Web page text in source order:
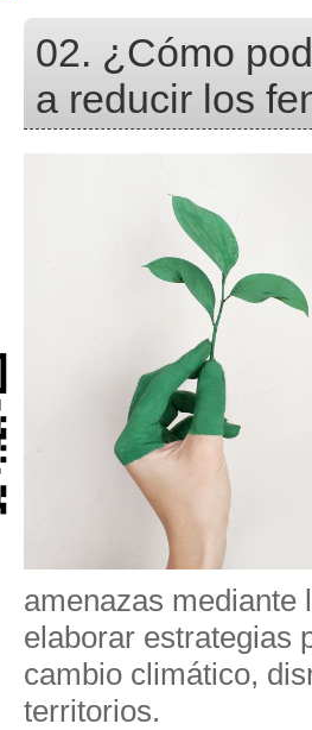
02. ¿Cómo
a reducir los
amenazas mediante
elaborar estrategias
cambio climático,
territorios.